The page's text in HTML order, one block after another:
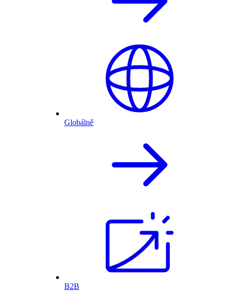
Globálně
B2B